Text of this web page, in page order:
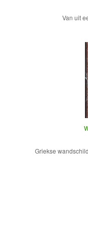
Van uit
Griekse